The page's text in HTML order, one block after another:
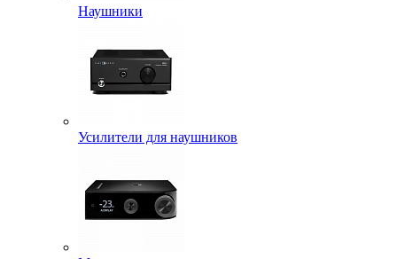
Наушники
Усилители для наушников